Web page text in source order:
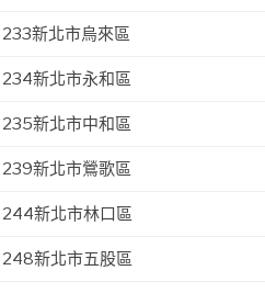
233新北市烏來區
234新北市永和區
235新北市中和區
239新北市鶯歌區
244新北市林口區
248新北市五股區